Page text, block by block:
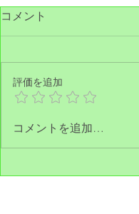
エリーちゃんと茶臼山
コメント
評価を追加
コメントを追加…